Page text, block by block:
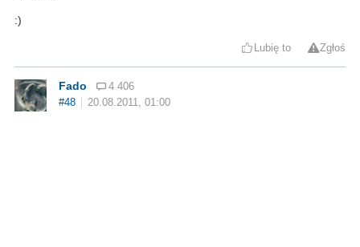
:)
Lubię to Zgłoś
Fado
4 406
#48
20.08.2011, 01:00